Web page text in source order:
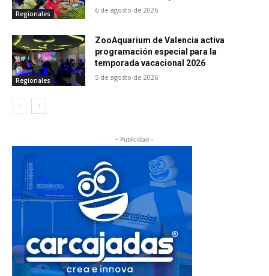
Regionales 6 de agosto de 2026
Regionales
ZooAquarium de Valencia activa
programación especial para la
temporada vacacional 2026
5 de agosto de 2026
- Publicidad -